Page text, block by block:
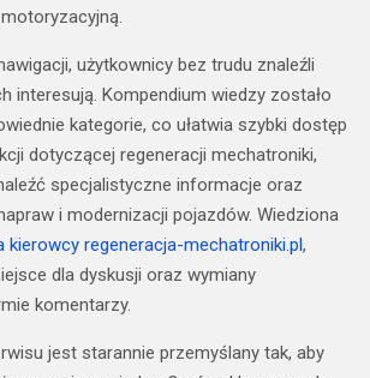
użytkownicy bez trudu znaleźli
interesują. Kompendium wiedzy zostało
kategorie, co ułatwia szybki dostęp
dotyczącej regeneracji mechatroniki,
specjalistyczne informacje oraz
i modernizacji pojazdów. Wiedziona
kierowcy regeneracja-mechatroniki.pl,
dla dyskusji oraz wymiany
komentarzy.
jest starannie przemyślany tak, aby